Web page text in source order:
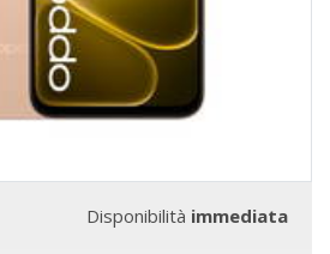
Disponibilità immediata